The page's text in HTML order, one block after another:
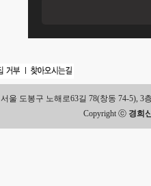
서울 도봉구 노해로63길 78(창동 74-5), 3
Copyright ⓒ 경희